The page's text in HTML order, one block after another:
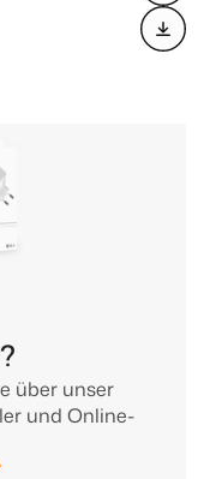
über unser
und Online-